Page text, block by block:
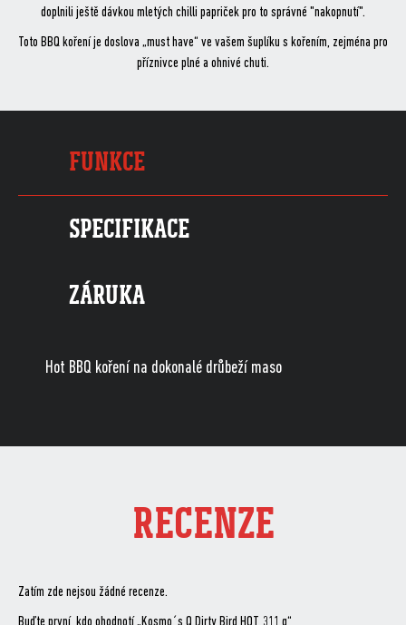
doplnili ještě dávkou mletých chilli papriček pro to správné "nakopnutí".
Toto BBQ koření je doslova „must have“ ve vašem šuplíku s kořením, zejména pro
příznivce plné a ohnivé chuti.
FUNKCE
SPECIFIKACE
ZÁRUKA
Hot BBQ koření na dokonalé drůbeží maso
RECENZE
Zatím zde nejsou žádné recenze.